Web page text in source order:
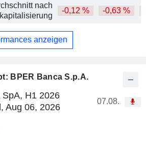
BPER Banca S.p.A.
H1 2026
Aug 06, 2026
07.08.
nach
-0,12 % -0,63 %
anzeigen